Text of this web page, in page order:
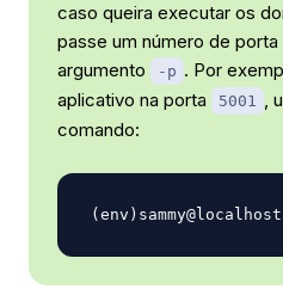
caso queira executar os
passe um número de
argumento
-p . Por
aplicativo na porta
5001 ,
comando: